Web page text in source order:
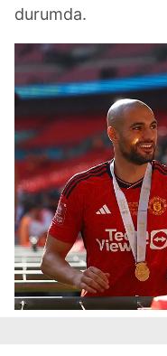
durumda.